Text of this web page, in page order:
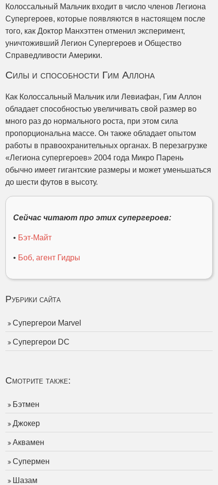
Колоссальный Мальчик входит в число членов Легиона
Супергероев, которые появляются в настоящем после
того, как Доктор Манхэттен отменил эксперимент,
уничтоживший Легион Супергероев и Общество
Справедливости Америки.
Силы и способности Гим Аллона
Как Колоссальный Мальчик или Левиафан, Гим Аллон
обладает способностью увеличивать свой размер во
много раз до нормального роста, при этом сила
пропорциональна массе. Он также обладает опытом
работы в правоохранительных органах. В перезагрузке
«Легиона супергероев» 2004 года Микро Парень
обычно имеет гигантские размеры и может уменьшаться
до шести футов в высоту.
Сейчас читают про этих супергероев:
• Бэт-Майт
• Боб, агент Гидры
Рубрики сайта
Супергерои Marvel
Супергерои DC
Смотрите также:
Бэтмен
Джокер
Аквамен
Супермен
Шазам